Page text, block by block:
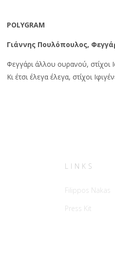
POLYGRAM
Γιάννης Πουλόπουλος,
Φεγγάρι άλλου ουρανού, στίχοι
Κι έτσι έλεγα έλεγα, στίχοι
LINKS
Filippos Nakas
Press Kit